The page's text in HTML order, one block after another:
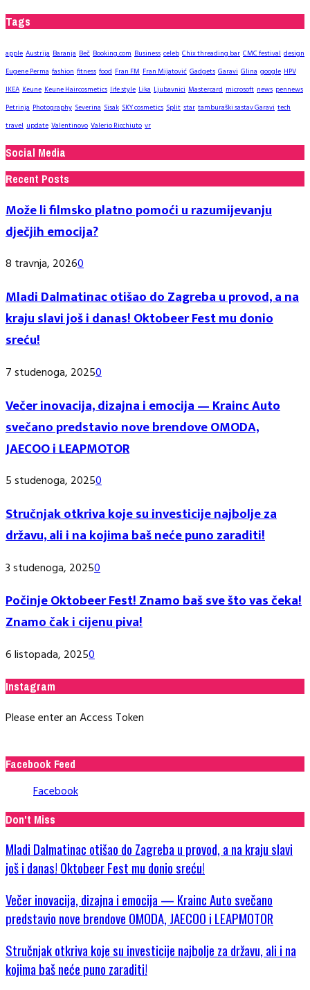
Tags
apple Austrija Baranja Beč Booking.com Business celeb Chix threading bar CMC festival design
Eugene Perma fashion fitness food Fran FM Fran Mijatović Gadgets Garavi Glina google HPV
IKEA Keune Keune Haircosmetics life style Lika Ljubavnici Mastercard microsoft news pennews
Petrinja Photography Severina Sisak SKY cosmetics Split star tamburaški sastav Garavi tech
travel update Valentinovo Valerio Ricchiuto vr
Social Media
Recent Posts
Može li filmsko platno pomoći u razumijevanju
dječjih emocija?
8 travnja, 20260
Mladi Dalmatinac otišao do Zagreba u provod, a na
kraju slavi još i danas! Oktobeer Fest mu donio
sreću!
7 studenoga, 20250
Večer inovacija, dizajna i emocija — Krainc Auto
svečano predstavio nove brendove OMODA,
JAECOO i LEAPMOTOR
5 studenoga, 20250
Stručnjak otkriva koje su investicije najbolje za
državu, ali i na kojima baš neće puno zaraditi!
3 studenoga, 20250
Počinje Oktobeer Fest! Znamo baš sve što vas čeka!
Znamo čak i cijenu piva!
6 listopada, 20250
Instagram
Please enter an Access Token
Facebook Feed
Facebook
Don't Miss
Mladi Dalmatinac otišao do Zagreba u provod, a na kraju slavi
još i danas! Oktobeer Fest mu donio sreću!
Večer inovacija, dizajna i emocija — Krainc Auto svečano
predstavio nove brendove OMODA, JAECOO i LEAPMOTOR
Stručnjak otkriva koje su investicije najbolje za državu, ali i na
kojima baš neće puno zaraditi!